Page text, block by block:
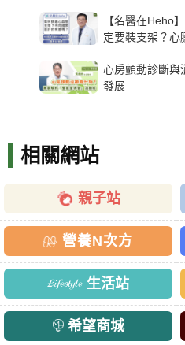
【名醫在Heho
定要裝支架？心
心房顫動診斷與
發展
相關網站
親子站
營養N次方
生活站
希望商城